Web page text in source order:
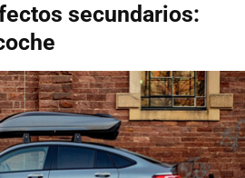
secundarios: